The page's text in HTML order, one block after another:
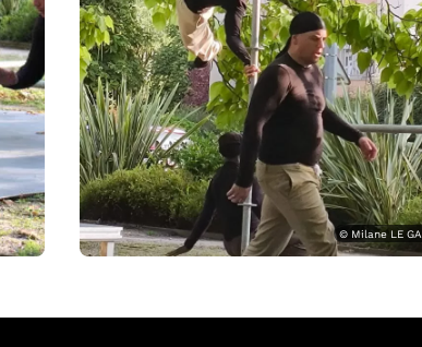
© Milane LE